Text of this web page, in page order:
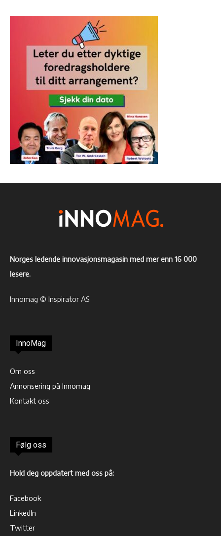
Norges ledende innovasjonsmagasin med mer enn 16 000
lesere.
Innomag © Inspirator AS
InnoMag
Om oss
Annonsering på Innomag
Kontakt oss
Følg oss
Hold deg oppdatert med oss på:
Facebook
LinkedIn
Twitter